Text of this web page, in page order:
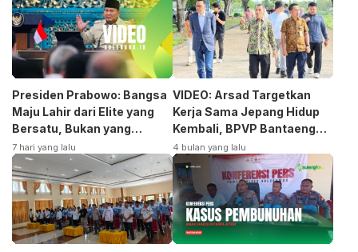
Presiden Prabowo: Bangsa
Maju Lahir dari Elite yang
Bersatu, Bukan yang
Terpecah
7 hari yang lalu
VIDEO: Arsad Targetkan
Kerja Sama Jepang Hidup
Kembali, BPVP Bantaeng
Siap Bangkitkan Jurusan
Otomotif
4 bulan yang lalu